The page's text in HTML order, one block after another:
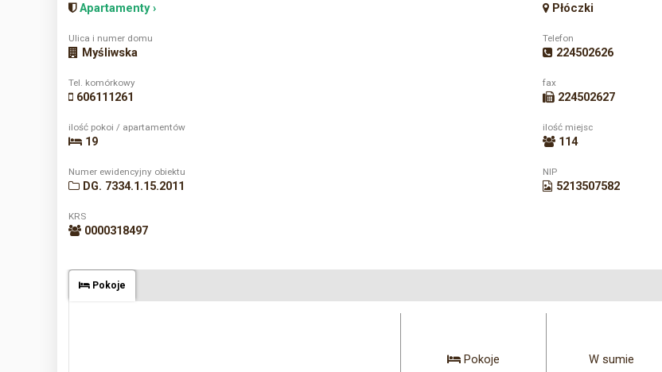
Apartamenty › Płóczki
Ulica i numer domu
Myśliwska
Telefon
224502626
Tel. komórkowy
606111261
fax
224502627
ilość pokoi / apartamentów
19
ilość miejsc
114
Numer ewidencyjny obiektu
DG. 7334.1.15.2011
NIP
5213507582
KRS
0000318497
Pokoje
Pokoje W sumie